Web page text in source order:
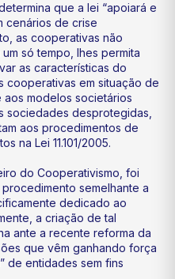
que a lei “apoiará e
cenários de crise
as cooperativas não
só tempo, lhes permita
as características do
cooperativas em situação de
modelos societários
sociedades desprotegidas,
aos procedimentos de
na Lei 11.101/2005.
do Cooperativismo, foi
semelhante a
dedicado ao
a criação de tal
ante a recente reforma da
que vêm ganhando força
de entidades sem fins